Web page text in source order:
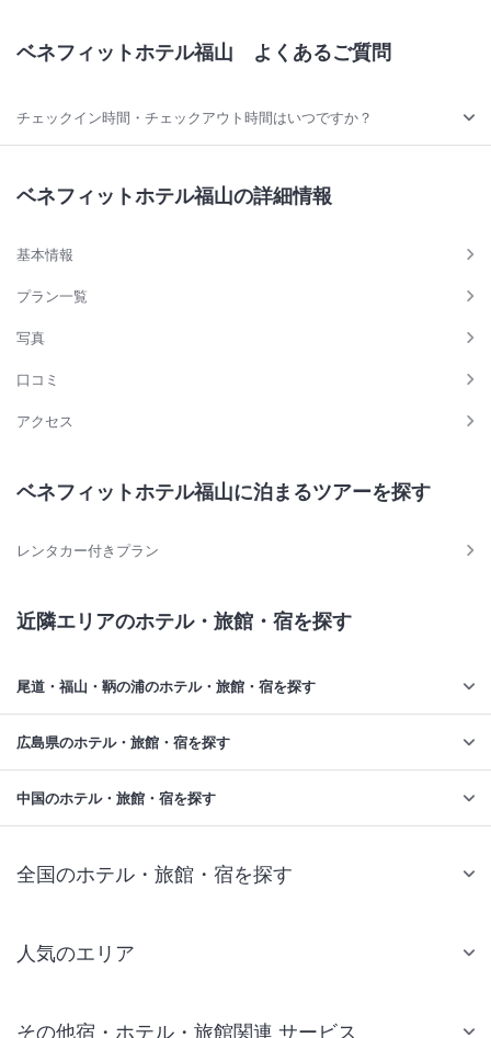
ベネフィットホテル福山 よくあるご質問
チェックイン時間・チェックアウト時間はいつですか？
ベネフィットホテル福山の詳細情報
基本情報
プラン一覧
写真
口コミ
アクセス
ベネフィットホテル福山に泊まるツアーを探す
レンタカー付きプラン
近隣エリアのホテル・旅館・宿を探す
尾道・福山・鞆の浦のホテル・旅館・宿を探す
広島県のホテル・旅館・宿を探す
中国のホテル・旅館・宿を探す
全国のホテル・旅館・宿を探す
人気のエリア
その他宿・ホテル・旅館関連 サービス